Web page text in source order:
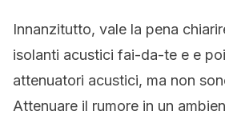
Innanzitutto, vale la pena
isolanti acustici fai-da-te e e
attenuatori acustici, ma non
Attenuare il rumore in un